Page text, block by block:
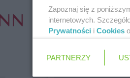
Auchan
Zapoznaj się z
internetowych.
Prywatności i Cookies
PARTNERZY